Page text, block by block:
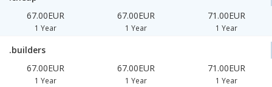
67.00EUR
1 Year
67.00EUR
1 Year
71.00EUR
1 Year
.builders
67.00EUR
1 Year
67.00EUR
1 Year
71.00EUR
1 Year